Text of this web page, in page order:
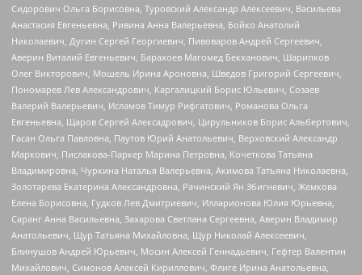
Сидорович Ольга Борисовна, Туровский Александр Алексеевич, Васильева
Анастасия Евгеньевна, Ривина Анна Валерьевна, Бойко Анатолий
Николаевич, Дугин Сергей Георгиевич, Пивоваров Андрей Сергеевич,
Аверин Виталий Евгеньевич, Барахоев Магомед Бекханович, Шарипков
Олег Викторович, Мошель Ирина Ароновна, Шведов Григорий Сергеевич,
Пономарев Лев Александрович, Каргалицкий Борис Юльевич, Созаев
Валерий Валерьевич, Исламов Тимур Рифгатович, Романова Ольга
Евгеньевна, Щаров Сергей Алексадрович, Цирульников Борис Альбертович,
Гасан Ольга Павловна, Паутов Юрий Анатольевич, Верховский Александр
Маркович, Пислакова-Паркер Марина Петровна, Кочеткова Татьяна
Владимировна, Чуркина Наталья Валерьевна, Акимова Татьяна Николаевна,
Золотарева Екатерина Александровна, Рачинский Ян Збигневич, Жемкова
Елена Борисовна, Гудков Лев Дмитриевич, Илларионова Юлия Юрьевна,
Саранг Анна Васильевна, Захарова Светлана Сергеевна, Аверин Владимир
Анатольевич, Щур Татьяна Михайловна, Щур Николай Алексеевич,
Блинушов Андрей Юрьевич, Мосин Алексей Геннадьевич, Гефтер Валентин
Михайлович, Симонов Алексей Кириллович, Флиге Ирина Анатольевна,